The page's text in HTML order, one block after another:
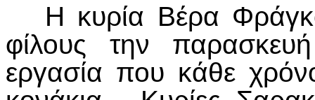
Η κυρία Βέρα
φίλους την
εργασία που κάθε